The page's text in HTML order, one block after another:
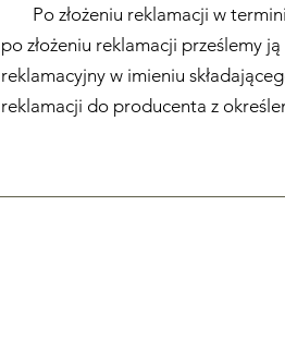
Po złożeniu reklamacji w
po złożeniu reklamacji prześlemy
reklamacyjny w imieniu
reklamacji do producenta z